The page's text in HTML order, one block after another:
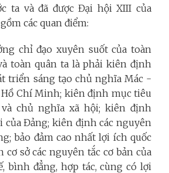
ta và đã được Đại hội XIII của
các quan điểm:
chỉ đạo xuyên suốt của toàn
toàn quân ta là phải kiên định
triển sáng tạo chủ nghĩa Mác -
Chí Minh; kiên định mục tiêu
chủ nghĩa xã hội; kiên định
của Đảng; kiên định các nguyên
bảo đảm cao nhất lợi ích quốc
sở các nguyên tắc cơ bản của
bình đẳng, hợp tác, cùng có lợi